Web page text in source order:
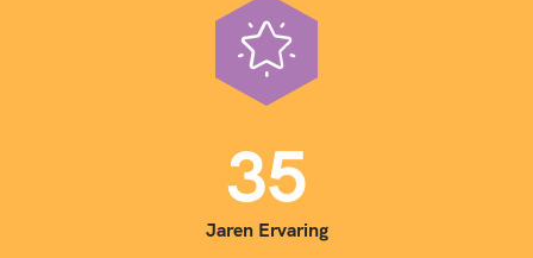
35
Jaren Ervaring